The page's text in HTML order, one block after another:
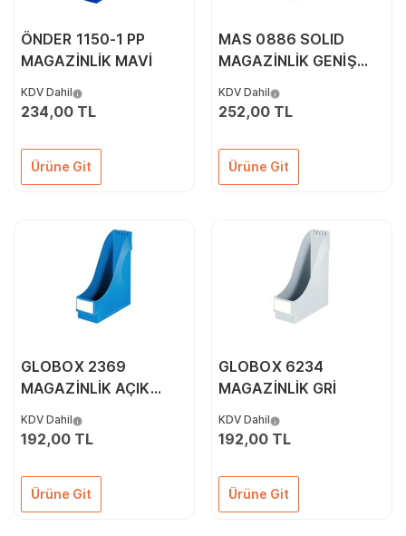
ÖNDER 1150-1 PP
MAGAZİNLİK MAVİ
KDV Dahil
234,00 TL
Ürüne Git
MAS 0886 SOLID
MAGAZİNLİK GENİŞ
KDV Dahil
252,00 TL
Ürüne Git
GLOBOX 2369
MAGAZİNLİK AÇIK
KDV Dahil
192,00 TL
Ürüne Git
GLOBOX 6234
MAGAZİNLİK GRİ
KDV Dahil
192,00 TL
Ürüne Git